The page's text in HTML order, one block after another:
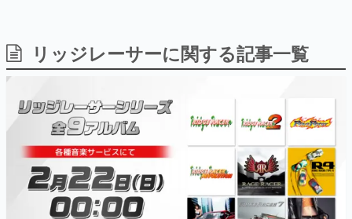
「経験値」「裏技」「ラスボス」… ゲームにまつわる言葉
の起源や用法の変遷を、コンピューター文化史研究家・タ
カテゴリ
特集記事
マンガ
女性向け